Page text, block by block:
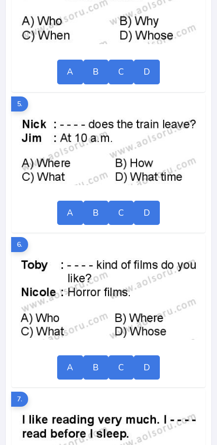
A B C D
5.
A B C D
6.
A B C D
7.